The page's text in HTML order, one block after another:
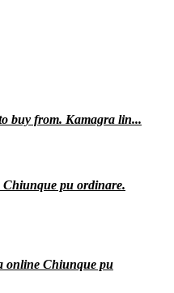
buy from. Kamagra lin...
pu ordinare.
online Chiunque pu